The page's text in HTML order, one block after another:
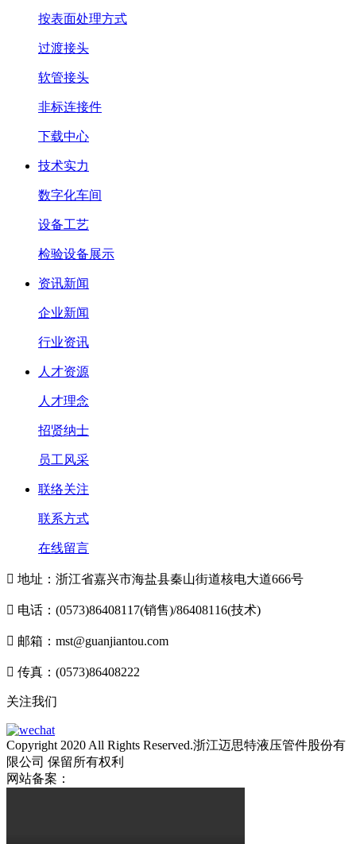
按表面处理方式
过渡接头
软管接头
非标连接件
下载中心
技术实力
数字化车间
设备工艺
检验设备展示
资讯新闻
企业新闻
行业资讯
人才资源
人才理念
招贤纳士
员工风采
联络关注
联系方式
在线留言
 地址：浙江省嘉兴市海盐县秦山街道核电大道666号
 电话：(0573)86408117(销售)/86408116(技术)
 邮箱：mst@guanjiantou.com
 传真：(0573)86408222
关注我们
Copyright 2020 All Rights Reserved.浙江迈思特液压管件股份有
限公司 保留所有权利
网站备案：